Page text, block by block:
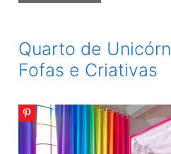
para
75
Dicas
para
Variados
Quarto de
Fofas e Criativas